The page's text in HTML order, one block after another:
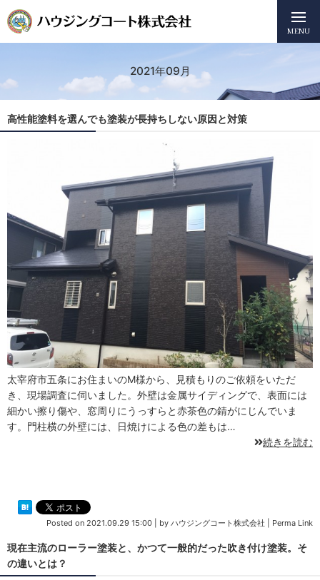
MENU
2021年09月
高性能塗料を選んでも塗装が長持ちしない原因と対策
太宰府市五条にお住まいのM様から、見積もりのご依頼をいただ
き、現場調査に伺いました。外壁は金属サイディングで、表面には
細かい擦り傷や、窓周りにうっすらと赤茶色の錆がにじんでいま
す。門柱横の外壁には、日焼けによる色の差もは…
続きを読む
Posted on 2021.09.29 15:00 by ハウジングコート株式会社 Perma Link
現在主流のローラー塗装と、かつて一般的だった吹き付け塗装。そ
の違いとは？